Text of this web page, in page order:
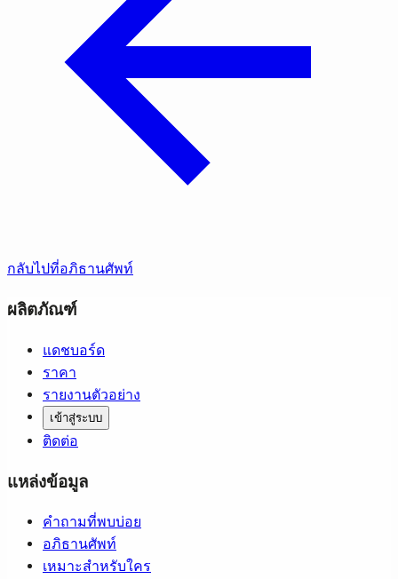
กลับไปที่อภิธานศัพท์
ผลิตภัณฑ์
แดชบอร์ด
ราคา
รายงานตัวอย่าง
เข้าสู่ระบบ
ติดต่อ
แหล่งข้อมูล
คำถามที่พบบ่อย
อภิธานศัพท์
เหมาะสำหรับใคร